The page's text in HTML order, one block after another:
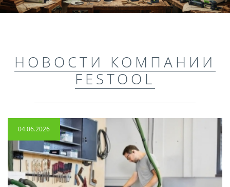
НОВОСТИ КОМПАНИИ
FESTOOL
04.06.2026